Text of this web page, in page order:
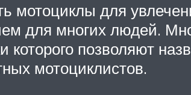
мотоциклы для
для многих людей.
которого позволяют
мотоциклистов.